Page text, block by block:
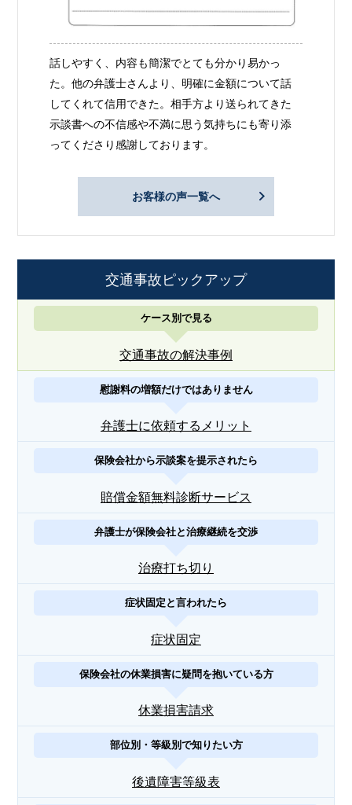
話しやすく、内容も簡潔でとても分かり易かっ
た。他の弁護士さんより、明確に金額について話
してくれて信用できた。相手方より送られてきた
示談書への不信感や不満に思う気持ちにも寄り添
ってくださり感謝しております。
お客様の声一覧へ
交通事故ピックアップ
ケース別で見る
交通事故の解決事例
慰謝料の増額だけではありません
弁護士に依頼するメリット
保険会社から示談案を提示されたら
賠償金額無料診断サービス
弁護士が保険会社と治療継続を交渉
治療打ち切り
症状固定と言われたら
症状固定
保険会社の休業損害に疑問を抱いている方
休業損害請求
部位別・等級別で知りたい方
後遺障害等級表